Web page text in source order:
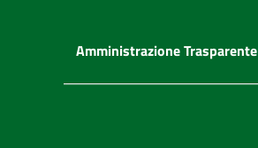
Amministrazione Trasparente